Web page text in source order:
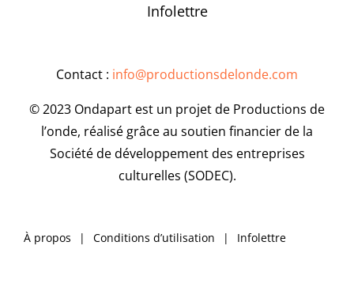
Infolettre
Contact : info@productionsdelonde.com
© 2023 Ondapart est un projet de Productions de
l’onde, réalisé grâce au soutien financier de la
Société de développement des entreprises
culturelles (SODEC).
À propos Conditions d’utilisation Infolettre